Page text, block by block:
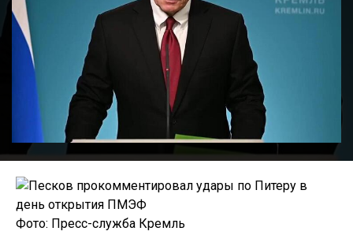
Фото: Пресс-служба Кремль